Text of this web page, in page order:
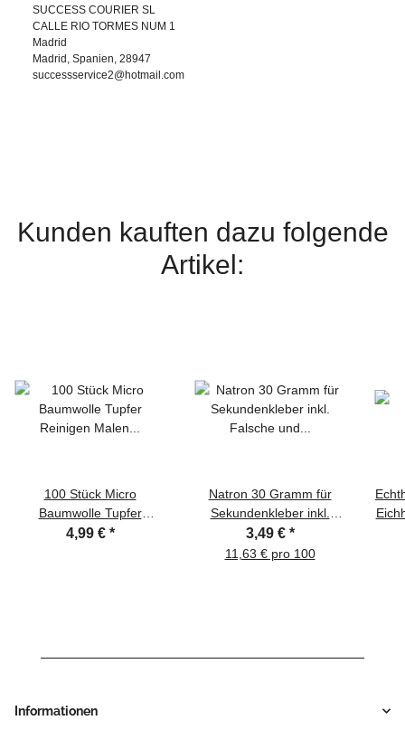
SUCCESS COURIER SL
CALLE RIO TORMES NUM 1
Madrid
Madrid, Spanien, 28947
successservice2@hotmail.com
Kunden kauften dazu folgende
Artikel:
100 Stück Micro
Baumwolle Tupfer
Reinigen Malen Kleber
4,99 € *
Natron 30 Gramm für
Sekundenkleber inkl.
Falsche und Kanüle zum
präzisen streuen
3,49 € *
11,63 € pro 100
Informationen